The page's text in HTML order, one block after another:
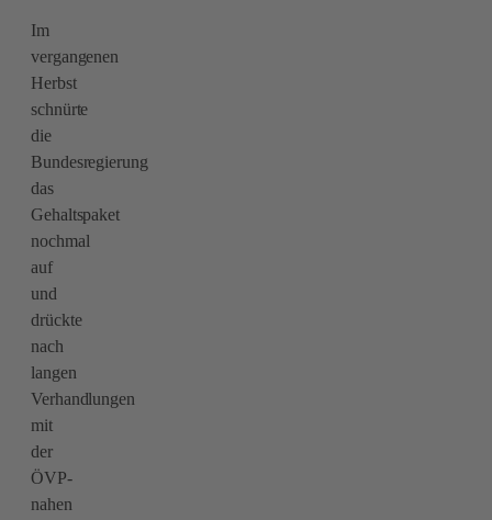
Im
vergangenen
Herbst
schnürte
die
Bundesregierung
das
Gehaltspaket
nochmal
auf
und
drückte
nach
langen
Verhandlungen
mit
der
ÖVP-
nahen